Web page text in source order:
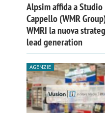
Alpsim affida a Studio
Cappello (WMR
WMRI la nuova
lead generation
AGENZIE